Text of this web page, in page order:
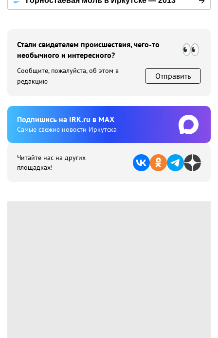
Стали свидетелем происшествия, чего-то
необычного и интересного?
Сообщите, пожалуйста, об этом в
редакцию
Отправить
Подпишиcь на IRK.ru в MAX
Cамые свежие новости Иркутска
Читайте нас на других
площадках!